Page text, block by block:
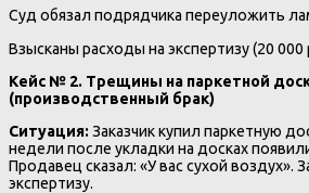
Суд обязал подрядчика переуложить
Взысканы расходы на экспертизу (20 000
Кейс № 2. Трещины на паркетной
(производственный брак)
Ситуация:Заказчик купил паркетную
недели после укладки на досках
Продавец сказал: «У вас сухой воздух».
экспертизу.